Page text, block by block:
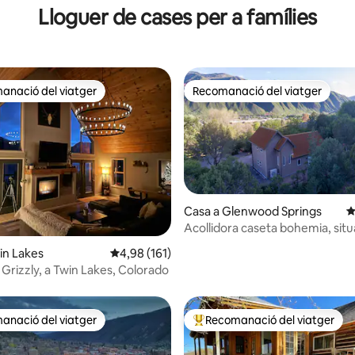
Lloguer de cases per a famílies
d'un total de 5; 170 avaluacions
recomanacions dels viatgers
del viatger
Lakes 4,98 de puntuació mitjana d'un total de 5; 161
4,98 (161)
a Twin Lakes, Colorado
Recomanació del viatger
Recomanació del viatger
Casa a Glenwood Springs
Acollidora caseta bohemia,
recomanacions dels viatgers
del viatger Principals recomanacions dels
Recomanació del viatger